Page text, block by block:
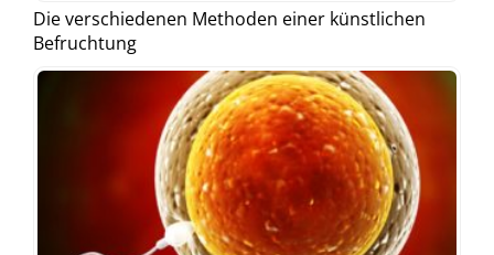
Die verschiedenen Methoden einer künstlichen
Befruchtung